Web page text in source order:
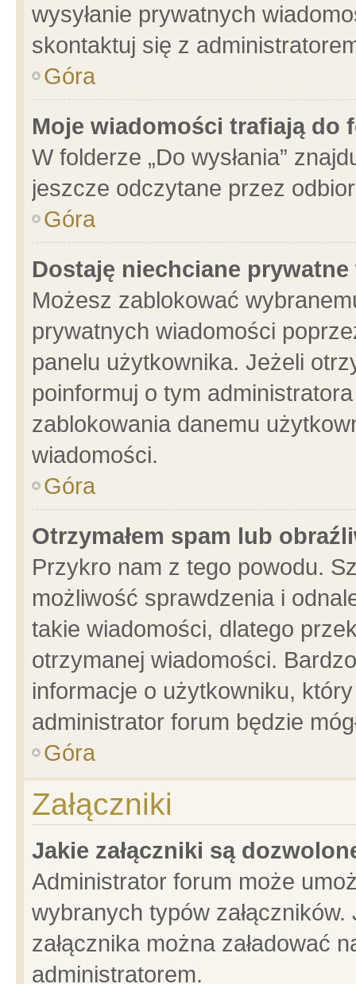
wysyłanie prywatnych
skontaktuj się z
Góra
Moje wiadomości trafiają do
W folderze „Do wysłania”
jeszcze odczytane przez
Góra
Dostaję niechciane
Możesz zablokować
prywatnych wiadomości
panelu użytkownika. Jeżeli
poinformuj o tym
zablokowania danemu
wiadomości.
Góra
Otrzymałem spam lub
Przykro nam z tego powodu.
możliwość sprawdzenia i
takie wiadomości, dlatego
otrzymanej wiadomości.
informacje o użytkowniku,
administrator forum będzie
Góra
Załączniki
Jakie załączniki są
Administrator forum może
wybranych typów
załącznika można załadować
administratorem.